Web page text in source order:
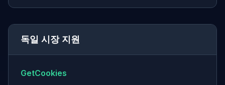
독일 시장 지원
GetCookies